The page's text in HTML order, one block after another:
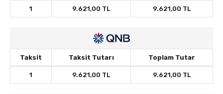
1 9.621,00 TL 9.621,00 TL
Taksit Taksit Tutarı Toplam Tutar
1 9.621,00 TL 9.621,00 TL